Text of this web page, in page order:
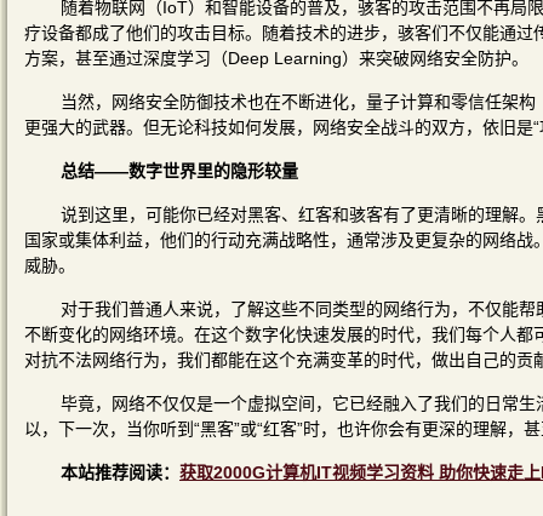
随着物联网（IoT）和智能设备的普及，骇客的攻击范围不再局
疗设备都成了他们的攻击目标。随着技术的进步，骇客们不仅能通
方案，甚至通过深度学习（Deep Learning）来突破网络安全防护。
当然，网络安全防御技术也在不断进化，量子计算和零信任架
更强大的武器。但无论科技如何发展，网络安全战斗的双方，依旧是“
总结——数字世界里的隐形较量
说到这里，可能你已经对黑客、红客和骇客有了更清晰的理解
国家或集体利益，他们的行动充满战略性，通常涉及更复杂的网络
威胁。
对于我们普通人来说，了解这些不同类型的网络行为，不仅能
不断变化的网络环境。在这个数字化快速发展的时代，我们每个人
对抗不法网络行为，我们都能在这个充满变革的时代，做出自己的贡
毕竟，网络不仅仅是一个虚拟空间，它已经融入了我们的日常
以，下一次，当你听到“黑客”或“红客”时，也许你会有更深的理解
本站推荐阅读： 获取2000G计算机IT视频学习资料 助你快速走